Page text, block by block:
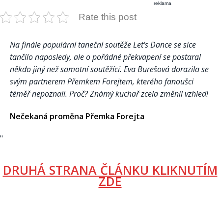
reklama
Rate this post
Na finále populární taneční soutěže Let's Dance se sice
tančilo naposledy, ale o pořádné překvapení se postaral
někdo jiný než samotní soutěžící. Eva Burešová dorazila se
svým partnerem Přemkem Forejtem, kterého fanoušci
téměř nepoznali. Proč? Známý kuchař zcela změnil vzhled!
Nečekaná proměna Přemka Forejta
"
DRUHÁ STRANA ČLÁNKU KLIKNUTÍM
ZDE